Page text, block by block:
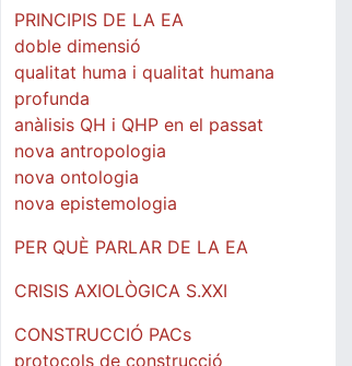
PRINCIPIS DE LA EA
doble dimensió
qualitat huma i qualitat humana
profunda
anàlisis QH i QHP en el passat
nova antropologia
nova ontologia
nova epistemologia
PER QUÈ PARLAR DE LA EA
CRISIS AXIOLÒGICA S.XXI
CONSTRUCCIÓ PACs
protocols de construcció